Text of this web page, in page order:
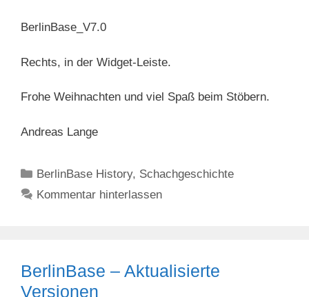
BerlinBase_V7.0
Rechts, in der Widget-Leiste.
Frohe Weihnachten und viel Spaß beim Stöbern.
Andreas Lange
Kategorien
BerlinBase History, Schachgeschichte
Kommentar hinterlassen
BerlinBase – Aktualisierte
Versionen